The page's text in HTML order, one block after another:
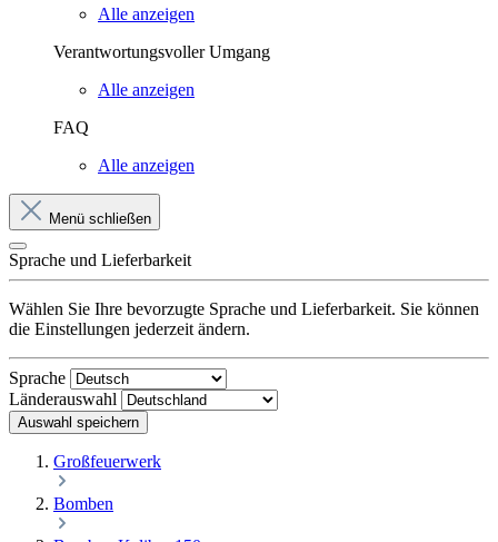
Alle anzeigen
Verantwortungsvoller Umgang
Alle anzeigen
FAQ
Alle anzeigen
Menü schließen
Sprache und Lieferbarkeit
Wählen Sie Ihre bevorzugte Sprache und Lieferbarkeit. Sie können
die Einstellungen jederzeit ändern.
Sprache
Länderauswahl
Auswahl speichern
Großfeuerwerk
Bomben